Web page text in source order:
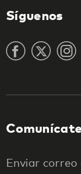
Síguenos
Enviar